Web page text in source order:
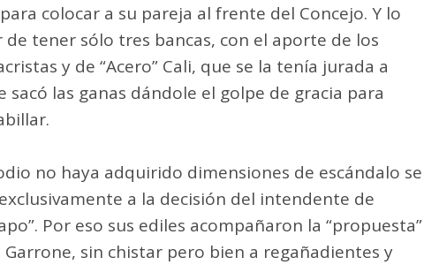
colocar a su pareja al frente del Concejo. Y lo
de tener sólo tres bancas, con el aporte de los
y de “Acero” Cali, que se la tenía jurada a
sacó las ganas dándole el golpe de gracia para
no haya adquirido dimensiones de escándalo se
a la decisión del intendente de
Por eso sus ediles acompañaron la “propuesta”
Garrone, sin chistar pero bien a regañadientes y